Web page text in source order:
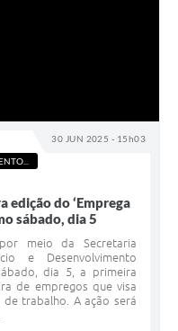
30 JUN 2025 - 15h03
edição do ‘Emprega
sábado, dia 5
meio da Secretaria
e Desenvolvimento
dia 5, a primeira
de empregos que visa
trabalho. A ação será